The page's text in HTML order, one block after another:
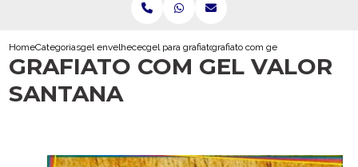
HomeCategoriasgel envelhecedorgel para grafiatografiato com gel valor santana
GRAFIATO COM GEL VALOR
SANTANA